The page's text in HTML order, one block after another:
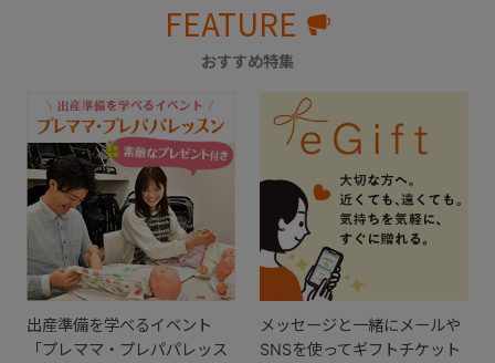
FEATURE
おすすめ特集
出産準備を学べるイベント
「プレママ・プレパパレッス
メッセージと一緒にメールや
SNSを使ってギフトチケット